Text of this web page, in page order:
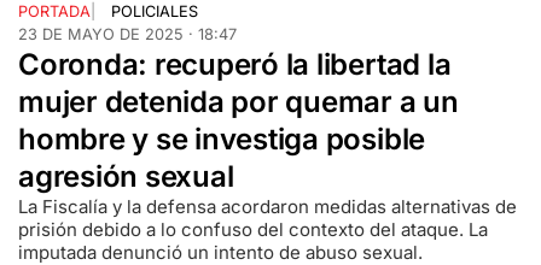
PORTADA
POLICIALES
23 DE MAYO DE 2025 · 18:47
Coronda: recuperó la libertad la
mujer detenida por quemar a un
hombre y se investiga posible
agresión sexual
La Fiscalía y la defensa acordaron medidas alternativas de
prisión debido a lo confuso del contexto del ataque. La
imputada denunció un intento de abuso sexual.